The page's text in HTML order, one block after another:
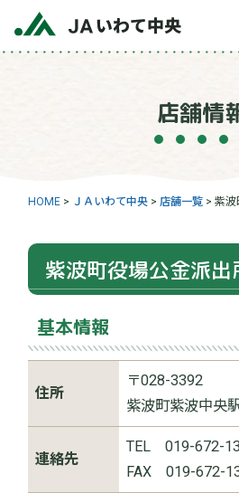
店舗情
HOME > ＪＡいわて中央 >店舗一覧 >紫波
紫波町役場公金派出
基本情報
住所
〒028-3392
紫波町紫波中央
連絡先
TEL 019-672-
FAX 019-672-